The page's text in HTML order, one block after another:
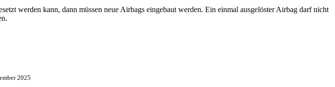
werden kann, dann müssen neue Airbags eingebaut werden. Ein einmal ausgelöster Airbag darf nicht
2025